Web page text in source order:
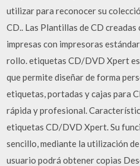
utilizar para reconocer su
CD.. Las Plantillas de CD
impresas con impresoras
rollo. etiquetas CD/DVD Xpert
que permite diseñar de forma
etiquetas, portadas y cajas para
rápida y profesional.
etiquetas CD/DVD Xpert. Su
sencillo, mediante la utilización
usuario podrá obtener copias